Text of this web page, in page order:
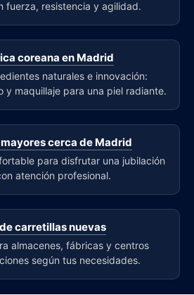
fuerza, resistencia y agilidad.
coreana en Madrid
naturales e innovación:
y maquillaje para una piel radiante.
cerca de Madrid
para disfrutar una jubilación
atención profesional.
carretillas nuevas
almacenes, fábricas y centros
según tus necesidades.